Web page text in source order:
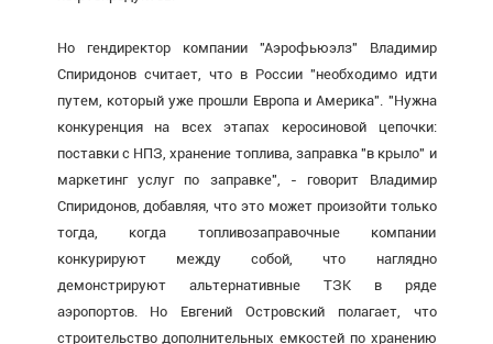
Но гендиректор компании "Аэрофьюэлз" Владимир
Спиридонов считает, что в России "необходимо идти
путем, который уже прошли Европа и Америка". "Нужна
конкуренция на всех этапах керосиновой цепочки:
поставки с НПЗ, хранение топлива, заправка "в крыло" и
маркетинг услуг по заправке", - говорит Владимир
Спиридонов, добавляя, что это может произойти только
тогда, когда топливозаправочные компании
конкурируют между собой, что наглядно
демонстрируют альтернативные ТЗК в ряде
аэропортов. Но Евгений Островский полагает, что
строительство дополнительных емкостей по хранению